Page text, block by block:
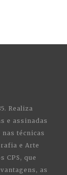
Realiza
e assinadas
técnicas
e Arte
CPS, que
as